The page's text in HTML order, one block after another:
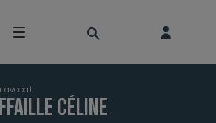
avocat
Céline